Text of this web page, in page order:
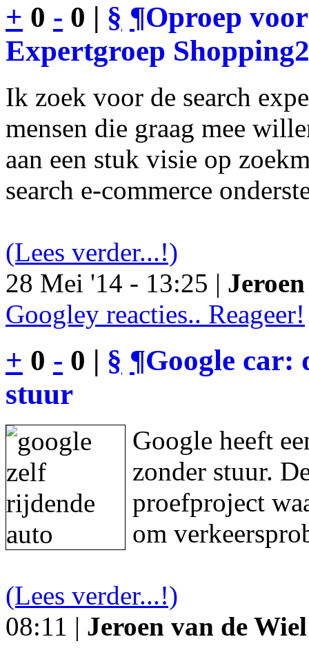
+ 0 - 0 | § ¶Oproep
Expertgroep
Ik zoek voor de search
mensen die graag mee
aan een stuk visie op
search e-commerce
(Lees verder...!)
28 Mei '14 - 13:25 |
Googley reacties.. Reageer!
+ 0 - 0 | § ¶Google car:
stuur
Google heeft
zonder stuur.
proefproject
om
(Lees verder...!)
08:11 | Jeroen van de Wiel